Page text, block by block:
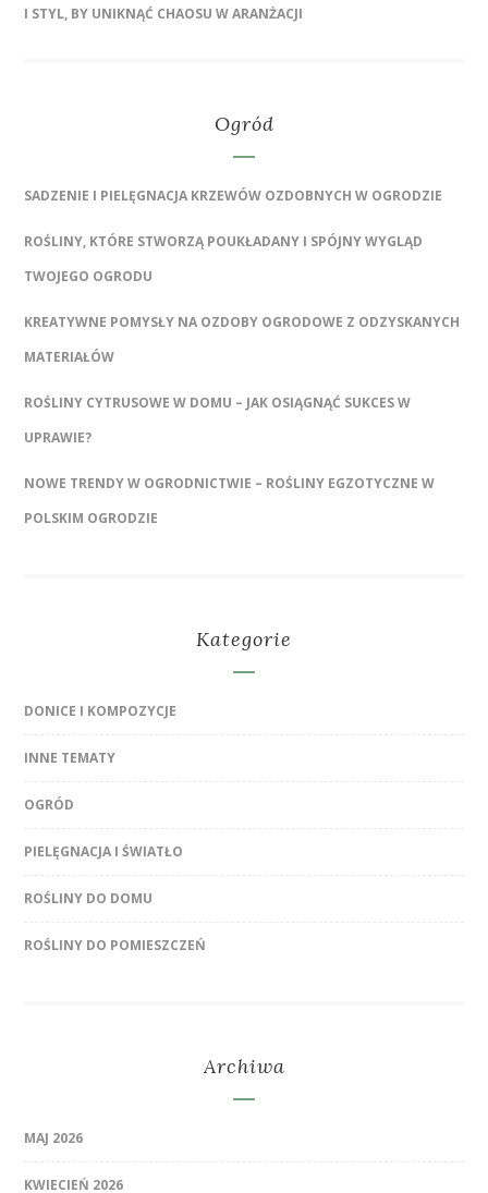
I STYL, BY UNIKNĄĆ CHAOSU W ARANŻACJI
Ogród
SADZENIE I PIELĘGNACJA KRZEWÓW OZDOBNYCH W OGRODZIE
ROŚLINY, KTÓRE STWORZĄ POUKŁADANY I SPÓJNY WYGLĄD
TWOJEGO OGRODU
KREATYWNE POMYSŁY NA OZDOBY OGRODOWE Z ODZYSKANYCH
MATERIAŁÓW
ROŚLINY CYTRUSOWE W DOMU – JAK OSIĄGNĄĆ SUKCES W
UPRAWIE?
NOWE TRENDY W OGRODNICTWIE – ROŚLINY EGZOTYCZNE W
POLSKIM OGRODZIE
Kategorie
DONICE I KOMPOZYCJE
INNE TEMATY
OGRÓD
PIELĘGNACJA I ŚWIATŁO
ROŚLINY DO DOMU
ROŚLINY DO POMIESZCZEŃ
Archiwa
MAJ 2026
KWIECIEŃ 2026